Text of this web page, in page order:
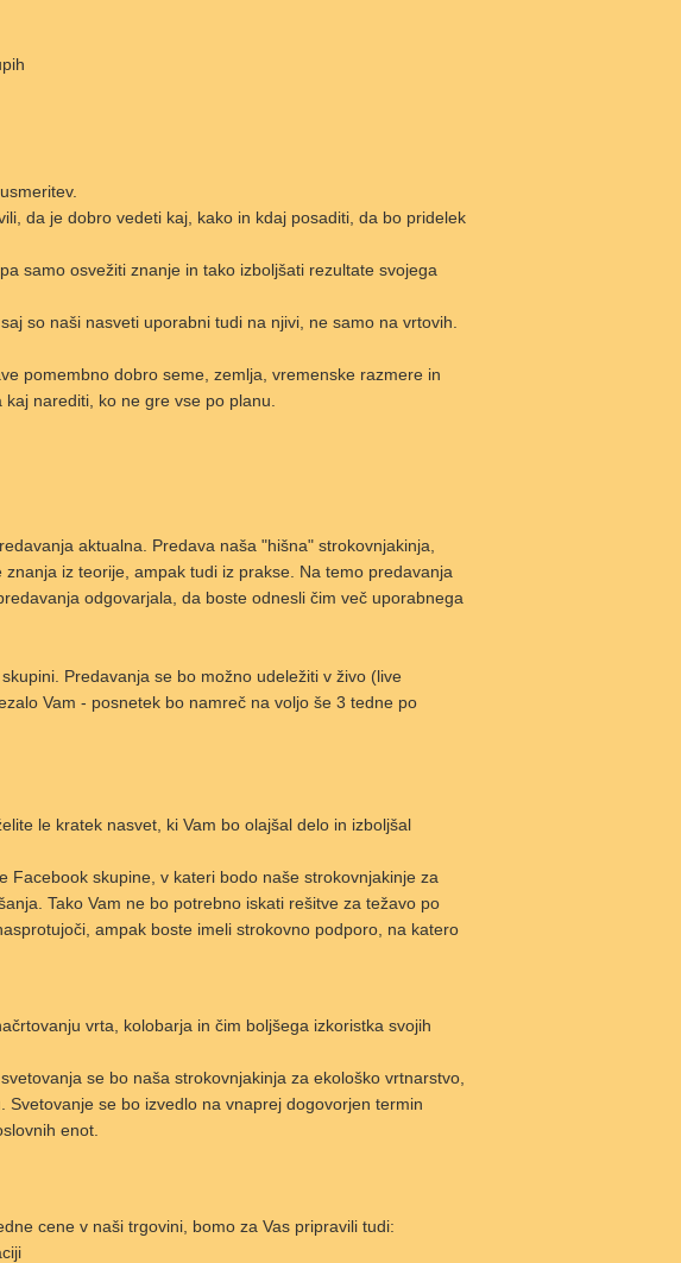
da je dobro vedeti kaj, kako in kdaj posaditi, da bo pridelek
samo osvežiti znanje in tako izboljšati rezultate svojega
so naši nasveti uporabni tudi na njivi, ne samo na vrtovih.
pomembno dobro seme, zemlja, vremenske razmere in
narediti, ko ne gre vse po planu.
aktualna. Predava naša "hišna" strokovnjakinja,
iz teorije, ampak tudi iz prakse. Na temo predavanja
odgovarjala, da boste odnesli čim več uporabnega
Predavanja se bo možno udeležiti v živo (live
Vam - posnetek bo namreč na voljo še 3 tedne po
le kratek nasvet, ki Vam bo olajšal delo in izboljšal
skupine, v kateri bodo naše strokovnjakinje za
Tako Vam ne bo potrebno iskati rešitve za težavo po
ampak boste imeli strokovno podporo, na katero
vrta, kolobarja in čim boljšega izkoristka svojih
se bo naša strokovnjakinja za ekološko vrtnarstvo,
se bo izvedlo na vnaprej dogovorjen termin
enot.
cene v naši trgovini, bomo za Vas pripravili tudi: